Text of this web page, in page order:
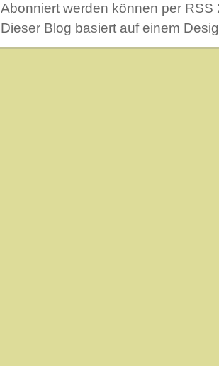
Abonniert werden können per
Dieser Blog basiert auf einem